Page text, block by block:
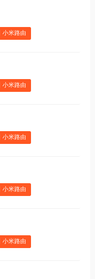
小米路由
小米路由
小米路由
小米路由
小米路由